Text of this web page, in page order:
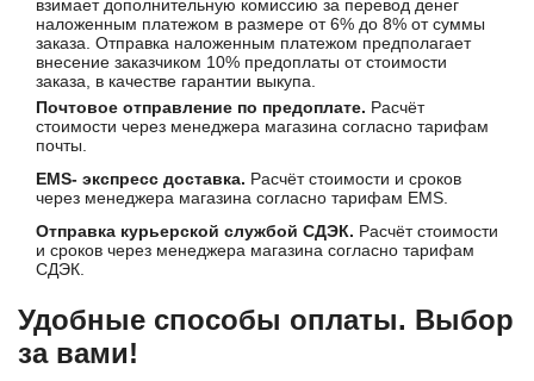
взимает дополнительную комиссию за перевод денег
наложенным платежом в размере от 6% до 8% от суммы
заказа. Отправка наложенным платежом предполагает
внесение заказчиком 10% предоплаты от стоимости
заказа, в качестве гарантии выкупа.
Почтовое отправление по предоплате. Расчёт
стоимости через менеджера магазина согласно тарифам
почты.
EMS- экспресс доставка. Расчёт стоимости и сроков
через менеджера магазина согласно тарифам EMS.
Отправка курьерской службой СДЭК. Расчёт стоимости
и сроков через менеджера магазина согласно тарифам
СДЭК.
Удобные способы оплаты. Выбор
за вами!